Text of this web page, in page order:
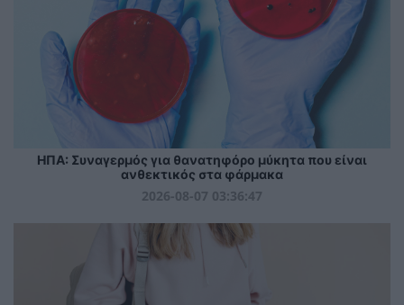
ΗΠΑ: Συναγερμός για θανατηφόρο μύκητα που είναι
ανθεκτικός στα φάρμακα
2026-08-07 03:36:47